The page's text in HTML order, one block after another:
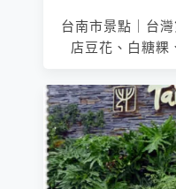
台南市景點｜台
店豆花、白糖粿